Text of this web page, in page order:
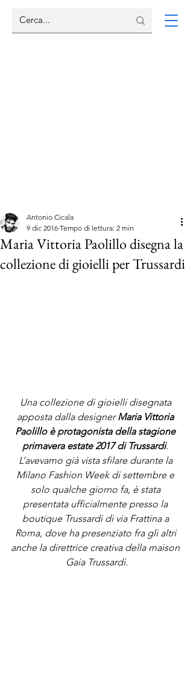
Maria Vittoria Paolillo disegna la
collezione di gioielli per Trussardi
Antonio Cicala
9 dic 2016 Tempo di lettura: 2 min
Una collezione di gioielli disegnata
apposta dalla designer Maria Vittoria
Paolillo è protagonista della stagione
primavera estate 2017 di Trussardi.
L’avevamo già vista sfilare durante la
Milano Fashion Week di settembre e
solo qualche giorno fa, è stata
presentata ufficialmente presso la
boutique Trussardi di via Frattina a
Roma, dove ha presenziato fra gli altri
anche la direttrice creativa della maison
Gaia Trussardi.